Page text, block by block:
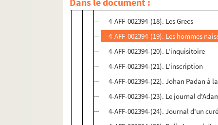
4-AFF-002394-(17). Le Golem
4-AFF-002394-(18). Les Grecs
4-AFF-002394-(19). Les hommes
4-AFF-002394-(20). L'inquisitoire
4-AFF-002394-(21). L'inscription
4-AFF-002394-(22). Johan Padan à
4-AFF-002394-(23). Le journal
4-AFF-002394-(24). Journal d'un